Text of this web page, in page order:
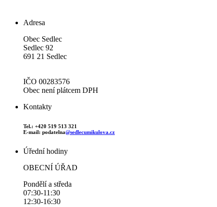
Adresa
Obec Sedlec
Sedlec 92
691 21 Sedlec
IČO 00283576
Obec není plátcem DPH
Kontakty
Tel.: +420 519 513 321
E-mail: podatelna@sedlecumikulova.cz
Úřední hodiny
OBECNÍ ÚŘAD
Pondělí a středa
07:30-11:30
12:30-16:30